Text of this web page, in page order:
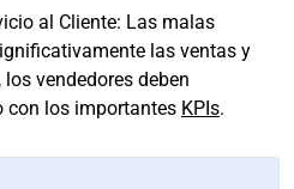
al Cliente: Las malas
las ventas y
vendedores deben
con los importantes KPIs.